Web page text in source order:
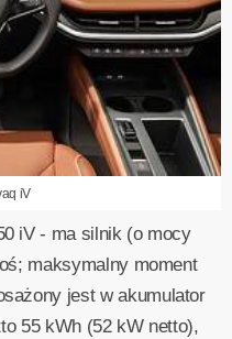
iV
iV - ma silnik (o mocy
maksymalny moment
jest w akumulator
55 kWh (52 kW netto),